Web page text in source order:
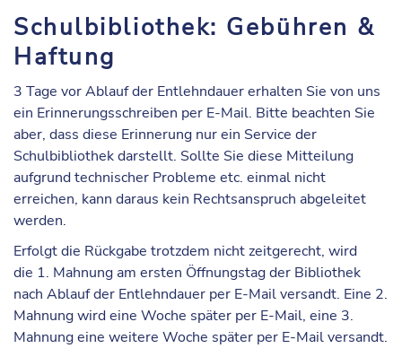
Schulbibliothek: Gebühren &
Haftung
3 Tage vor Ablauf der Entlehndauer erhalten Sie von uns
ein Erinnerungsschreiben per E-Mail. Bitte beachten Sie
aber, dass diese Erinnerung nur ein Service der
Schulbibliothek darstellt. Sollte Sie diese Mitteilung
aufgrund technischer Probleme etc. einmal nicht
erreichen, kann daraus kein Rechtsanspruch abgeleitet
werden.
Erfolgt die Rückgabe trotzdem nicht zeitgerecht, wird
die 1. Mahnungam ersten Öffnungstag der Bibliothek
nach Ablauf der Entlehndauer per E-Mail versandt. Eine 2.
Mahnungwird eine Woche später per E-Mail, eine 3.
Mahnungeine weitere Woche später per E-Mail versandt.